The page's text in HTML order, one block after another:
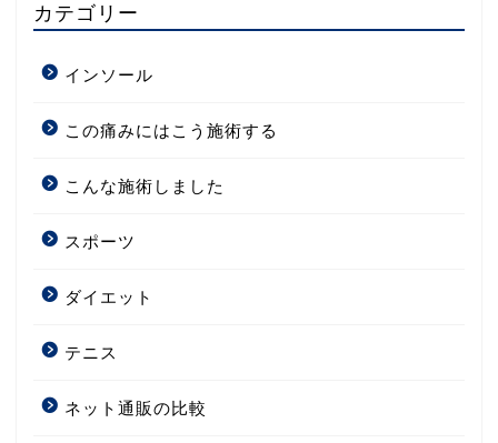
カテゴリー
インソール
この痛みにはこう施術する
こんな施術しました
スポーツ
ダイエット
テニス
ネット通販の比較